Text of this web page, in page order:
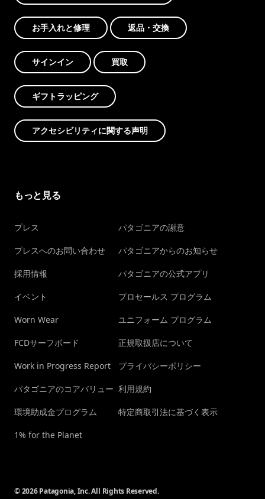
お手入れと修理 返品・交換
サインイン 買取
ギフトラッピング
アクセシビリティに関する声明
もっと見る
プレス
プレスへのお問い合わせ
採用情報
イベント
Worn Wear
FCDサーフボード
Work in Progress Report
パタゴニアのコアバリュー
環境助成金プログラム
1% for the Planet
パタゴニアの謝意
パタゴニアからのお知らせ
パタゴニアの公式アプリ
プロセールス プログラム
ユニフォーム プログラム
正規取扱店について
プライバシーポリシー
利用規約
特定商取引法に基づく表示
© 2026 Patagonia, Inc. All Rights Reserved.